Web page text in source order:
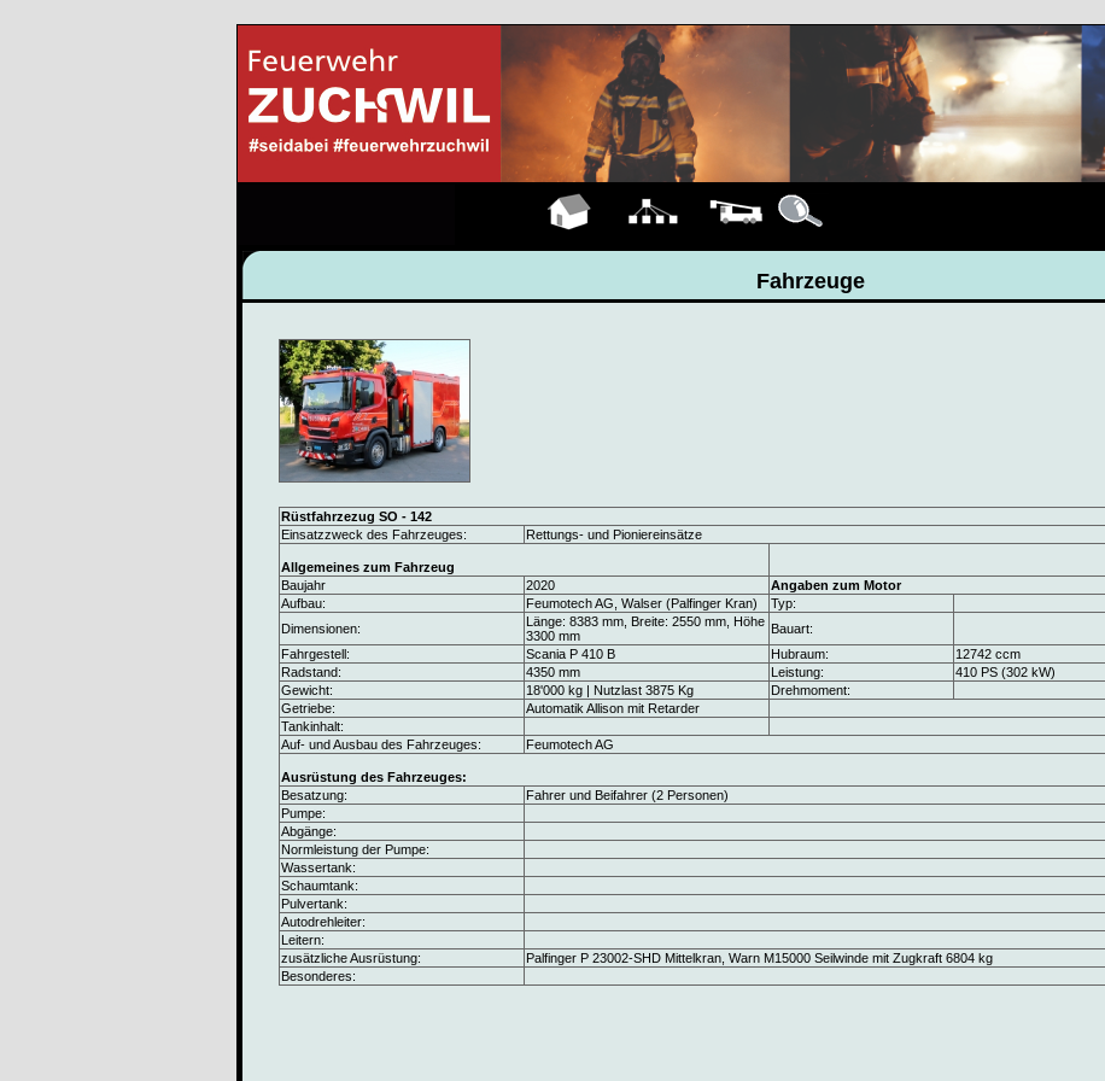
Fahrzeuge
Rüstfahrzezug SO - 142
Einsatzzweck des Fahrzeuges:
Rettungs- und Pioniereinsätze
Allgemeines zum Fahrzeug
Baujahr
2020
Angaben zum Motor
Aufbau:
Feumotech AG, Walser (Palfinger Kran)
Typ:
Dimensionen:
Länge: 8383 mm, Breite: 2550 mm, Höhe
3300 mm
Bauart:
Fahrgestell:
Scania P 410 B Hubraum:
12742 ccm
Radstand:
4350 mm Leistung:
410 PS (302 kW)
Gewicht:
18'000 kg | Nutzlast 3875 Kg
Drehmoment:
Getriebe:
Automatik Allison mit Retarder
Tankinhalt:
Auf- und Ausbau des Fahrzeuges:
Feumotech AG
Ausrüstung des Fahrzeuges:
Besatzung:
Fahrer und Beifahrer (2 Personen)
Pumpe:
Abgänge:
Normleistung der Pumpe:
Wassertank:
Schaumtank:
Pulvertank:
Autodrehleiter:
Leitern:
zusätzliche Ausrüstung:
Palfinger P 23002-SHD Mittelkran, Warn M15000 Seilwinde mit Zugkraft 6804 kg
Besonderes: